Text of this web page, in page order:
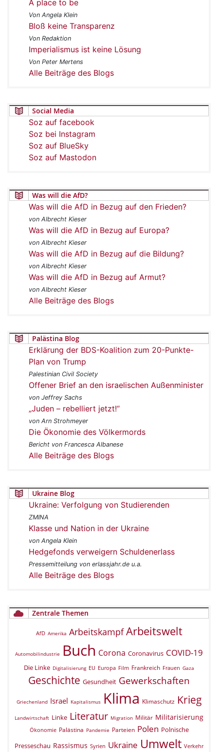
A place to be
Von Angela Klein
Bloß keine Transparenz
Von Redaktion
Imperialismus ist keine Lösung
Von Peter Mertens
Alle Beiträge des Blogs
Social Media
Soz auf facebook
Soz bei Instagram
Soz auf BlueSky
Soz auf Mastodon
Was will die AfD?
Was will die AfD in Bezug auf den Frieden?
von Albrecht Kieser
Was will die AfD in Bezug auf Europa?
von Albrecht Kieser
Was will die AfD in Bezug auf die Bildung?
von Albrecht Kieser
Was will die AfD in Bezug auf Armut?
von Albrecht Kieser
Alle Beiträge des Blogs
Palästina Blog
Erklärung der BDS-Koalition zum 20-Punkte-
Plan von Trump
Palestinian Civil Society
Offener Brief an den israelischen Außenminister
von Jeffrey Sachs
„Juden – rebelliert jetzt!“
von Arn Strohmeyer
Die Ökonomie des Völkermords
Bericht von Francesca Albanese
Alle Beiträge des Blogs
Ukraine Blog
Ukraine: Verfolgung von Studierenden
ZMINA
Klasse und Nation in der Ukraine
von Angela Klein
Hedgefonds verweigern Schuldenerlass
Pressemitteilung von erlassjahr.de u.a.
Alle Beiträge des Blogs
Zentrale Themen
AfD Amerika Arbeitskampf Arbeitswelt
Automobilindustrie Buch Corona Coronavirus COVID-19
Die Linke Digitalisierung EU Europa Film Frankreich Frauen Gaza
Geschichte Gesundheit Gewerkschaften
Griechenland Israel Kapitalismus Klima Klimaschutz Krieg
Landwirtschaft Linke Literatur Migration Militär Militarisierung
Ökonomie Palästina Pandemie Parteien Polen Polnische
Presseschau Rassismus Syrien Ukraine Umwelt Verkehr